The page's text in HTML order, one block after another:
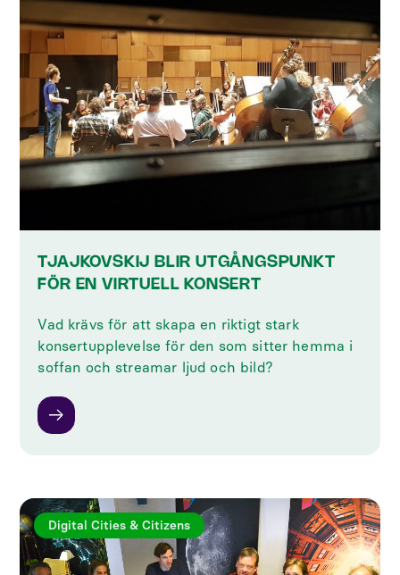
TJAJKOVSKIJ BLIR UTGÅNGSPUNKT
FÖR EN VIRTUELL KONSERT
Vad krävs för att skapa en riktigt stark
konsertupplevelse för den som sitter hemma i
soffan och streamar ljud och bild?
Digital Cities & Citizens